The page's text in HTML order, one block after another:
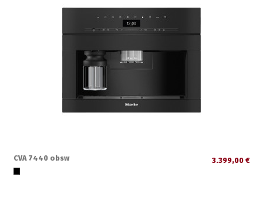
CVA 7440 obsw 3.399,00 €